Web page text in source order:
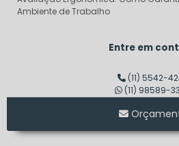
Ambiente de Trabalho
Consultoria em Segurança do
Oportunidades de Sucesso
Entre em
(11) 5542-
(11) 98589-